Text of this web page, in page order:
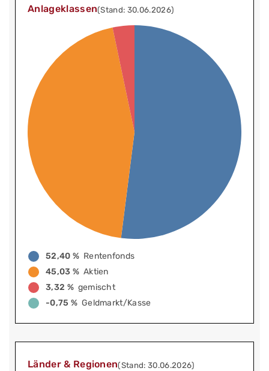
Anlageklassen(Stand: 30.06.2026)
52,40 % Rentenfonds
45,03 % Aktien
3,32 % gemischt
-0,75 % Geldmarkt/Kasse
Länder & Regionen(Stand: 30.06.2026)